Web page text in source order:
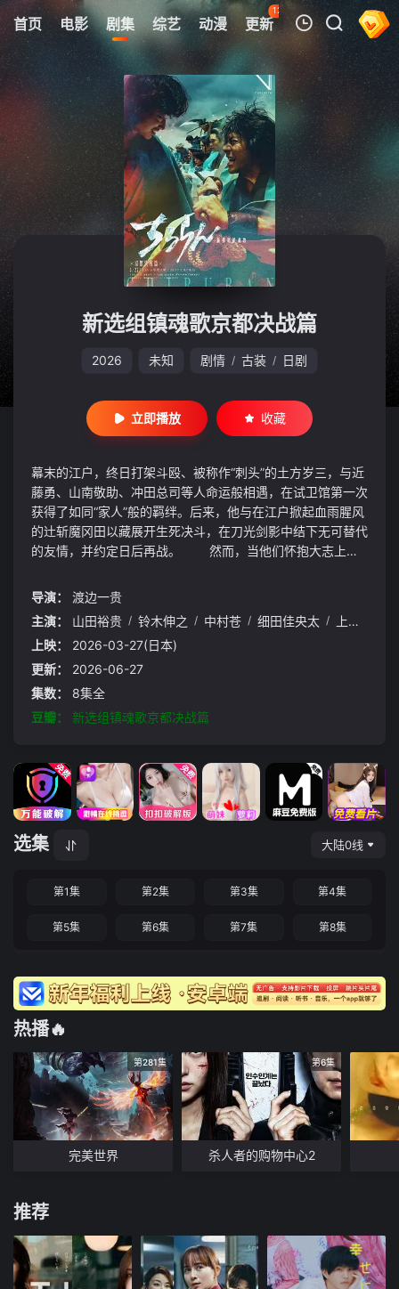
首页 电影 剧集 综艺 动漫 更新
127
热榜 APP
我的观影记录
暂无观看影片的记录
新选组镇魂歌京都决战篇
2026 未知 剧情 / 古装 / 日剧
立即播放 收藏
幕末的江户，终日打架斗殴、被称作“刺头”的土方岁三，与近
藤勇、山南敬助、冲田总司等人命运般相遇，在试卫馆第一次
获得了如同“家人”般的羁绊。后来，他与在江户掀起血雨腥风
的辻斩魔冈田以藏展开生死决斗，在刀光剑影中结下无可替代
的友情，并约定日后再战。 然而，当他们怀抱大志上洛
伴的背叛与死亡这一残酷现实。
导演：
渡边一贵
主演：
山田裕贵 / 铃木伸之 / 中村苍 / 细田佳央太 / 上杉柊平
上映：
2026-03-27(日本)
更新：
2026-06-27
集数：
8集全
豆瓣：
新选组镇魂歌京都决战篇
选集 大陆0线
第1集 第2集 第3集 第4集
第5集 第6集 第7集 第8集
热播🔥
第281集
完美世界
第6集
杀人者的购物中心2
推荐